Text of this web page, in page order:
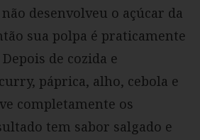
desenvolveu o açúcar da
sua polpa é praticamente
de cozida e
páprica, alho, cebola e
completamente os
tem sabor salgado e